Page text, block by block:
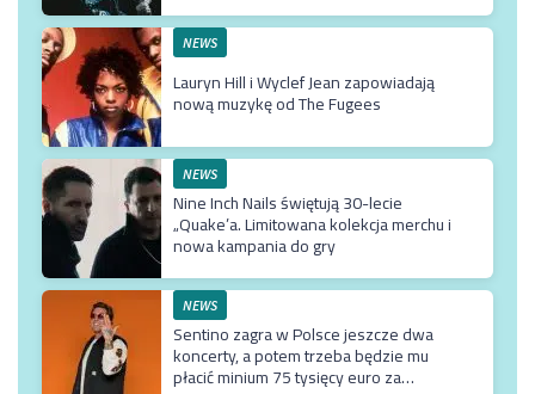
NEWS
Lauryn Hill i Wyclef Jean zapowiadają
nową muzykę od The Fugees
NEWS
Nine Inch Nails świętują 30-lecie
„Quake’a. Limitowana kolekcja merchu i
nowa kampania do gry
NEWS
Sentino zagra w Polsce jeszcze dwa
koncerty, a potem trzeba będzie mu
płacić minium 75 tysięcy euro za